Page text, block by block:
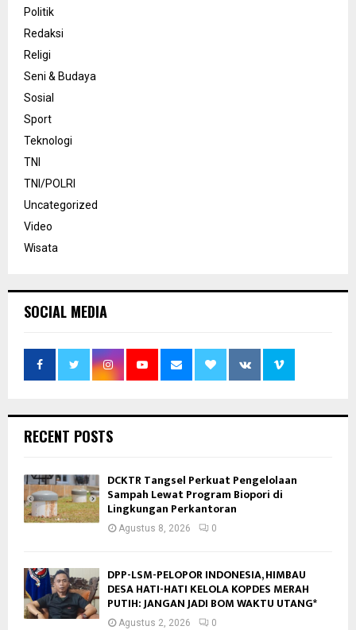
Politik
Redaksi
Religi
Seni & Budaya
Sosial
Sport
Teknologi
TNI
TNI/POLRI
Uncategorized
Video
Wisata
SOCIAL MEDIA
RECENT POSTS
DCKTR Tangsel Perkuat Pengelolaan
Sampah Lewat Program Biopori di
Lingkungan Perkantoran
Agustus 8, 2026 0
DPP-LSM-PELOPOR INDONESIA, HIMBAU
DESA HATI-HATI KELOLA KOPDES MERAH
PUTIH: JANGAN JADI BOM WAKTU UTANG*
Agustus 2, 2026 0